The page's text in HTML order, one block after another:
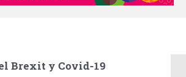
Brexit y Covid-19